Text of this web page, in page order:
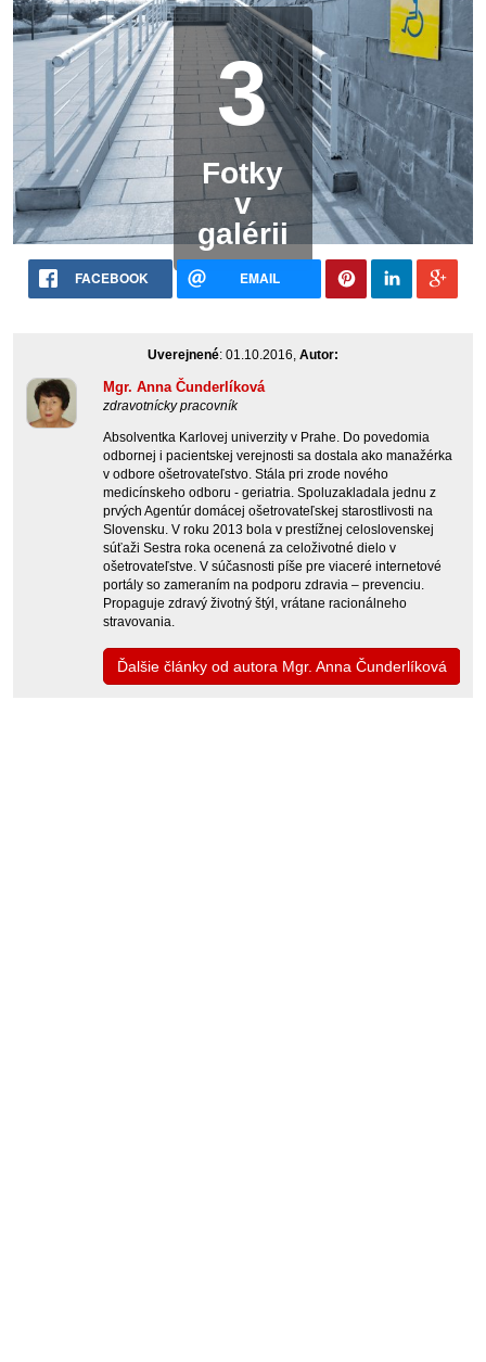
3
Fotky
v
galérii
FACEBOOK EMAIL
Uverejnené: 01.10.2016, Autor:
Mgr. Anna Čunderlíková
zdravotnícky pracovník
Absolventka Karlovej univerzity v Prahe. Do povedomia
odbornej i pacientskej verejnosti sa dostala ako manažérka
v odbore ošetrovateľstvo. Stála pri zrode nového
medicínskeho odboru - geriatria. Spoluzakladala jednu z
prvých Agentúr domácej ošetrovateľskej starostlivosti na
Slovensku. V roku 2013 bola v prestížnej celoslovenskej
súťaži Sestra roka ocenená za celoživotné dielo v
ošetrovateľstve. V súčasnosti píše pre viaceré internetové
portály so zameraním na podporu zdravia – prevenciu.
Propaguje zdravý životný štýl, vrátane racionálneho
stravovania.
Ďalšie články od autora Mgr. Anna Čunderlíková